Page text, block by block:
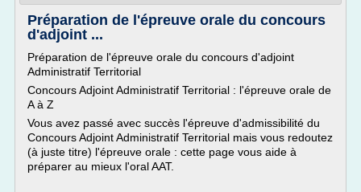
Préparation de l'épreuve orale du concours
d'adjoint ...
Préparation de l'épreuve orale du concours d'adjoint
Administratif Territorial
Concours Adjoint Administratif Territorial : l'épreuve orale de
A à Z
Vous avez passé avec succès l'épreuve d'admissibilité du
Concours Adjoint Administratif Territorial mais vous redoutez
(à juste titre) l'épreuve orale : cette page vous aide à
préparer au mieux l'oral AAT.